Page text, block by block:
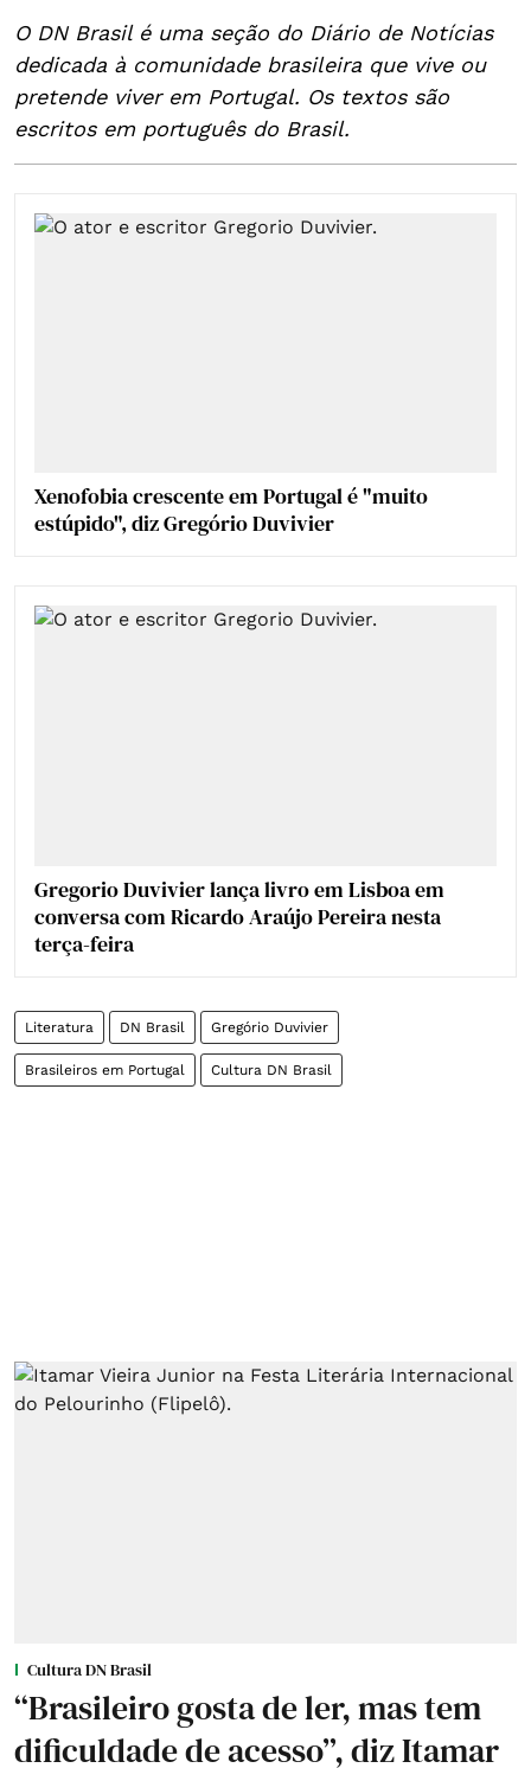
O DN Brasil é uma seção do Diário de Notícias
dedicada à comunidade brasileira que vive ou
pretende viver em Portugal. Os textos são
escritos em português do Brasil.
Xenofobia crescente em Portugal é "muito
estúpido", diz Gregório Duvivier
Gregorio Duvivier lança livro em Lisboa em
conversa com Ricardo Araújo Pereira nesta
terça-feira
Literatura DN Brasil Gregório Duvivier
Brasileiros em Portugal Cultura DN Brasil
Cultura DN Brasil
“Brasileiro gosta de ler, mas tem
dificuldade de acesso”, diz Itamar